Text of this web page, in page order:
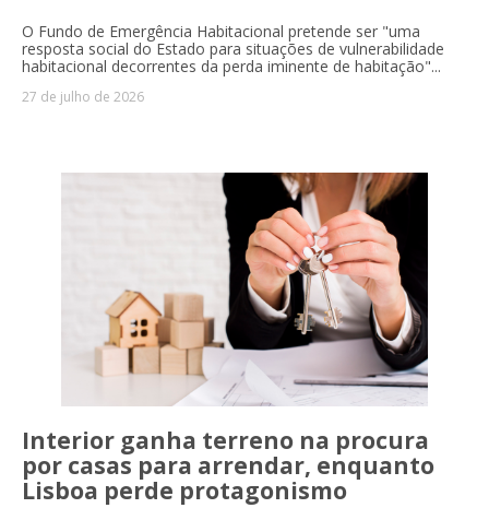
O Fundo de Emergência Habitacional pretende ser "uma
resposta social do Estado para situações de vulnerabilidade
habitacional decorrentes da perda iminente de habitação"...
27 de julho de 2026
Interior ganha terreno na procura
por casas para arrendar, enquanto
Lisboa perde protagonismo